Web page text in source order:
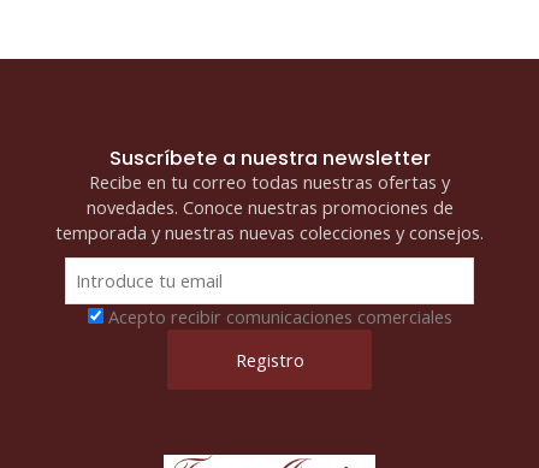
Suscríbete a nuestra newsletter
Recibe en tu correo todas nuestras ofertas y
novedades. Conoce nuestras promociones de
temporada y nuestras nuevas colecciones y consejos.
Acepto recibir comunicaciones comerciales